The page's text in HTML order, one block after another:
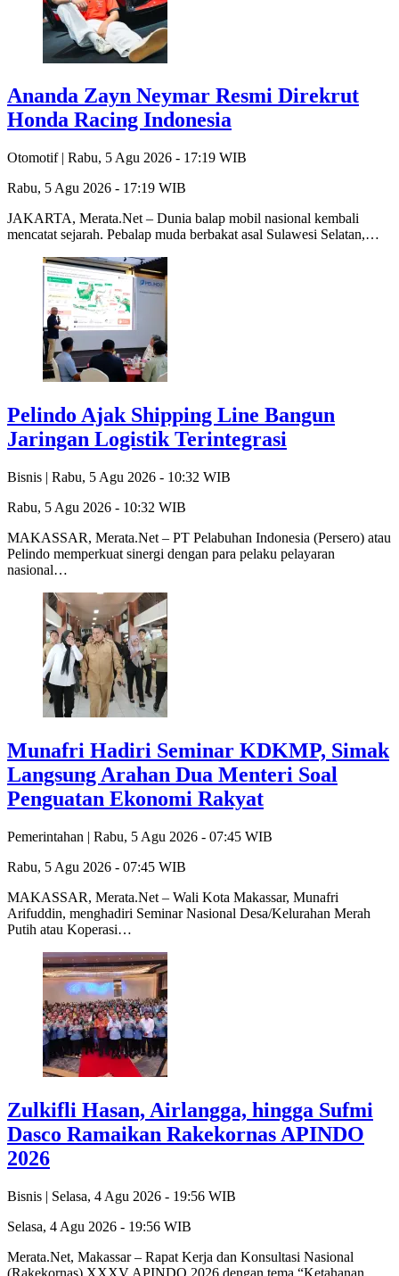
Ananda Zayn Neymar Resmi Direkrut
Honda Racing Indonesia
Otomotif | Rabu, 5 Agu 2026 - 17:19 WIB
Rabu, 5 Agu 2026 - 17:19 WIB
JAKARTA, Merata.Net – Dunia balap mobil nasional kembali
mencatat sejarah. Pebalap muda berbakat asal Sulawesi Selatan,…
Pelindo Ajak Shipping Line Bangun
Jaringan Logistik Terintegrasi
Bisnis | Rabu, 5 Agu 2026 - 10:32 WIB
Rabu, 5 Agu 2026 - 10:32 WIB
MAKASSAR, Merata.Net – PT Pelabuhan Indonesia (Persero) atau
Pelindo memperkuat sinergi dengan para pelaku pelayaran
nasional…
Munafri Hadiri Seminar KDKMP, Simak
Langsung Arahan Dua Menteri Soal
Penguatan Ekonomi Rakyat
Pemerintahan | Rabu, 5 Agu 2026 - 07:45 WIB
Rabu, 5 Agu 2026 - 07:45 WIB
MAKASSAR, Merata.Net – Wali Kota Makassar, Munafri
Arifuddin, menghadiri Seminar Nasional Desa/Kelurahan Merah
Putih atau Koperasi…
Zulkifli Hasan, Airlangga, hingga Sufmi
Dasco Ramaikan Rakekornas APINDO
2026
Bisnis | Selasa, 4 Agu 2026 - 19:56 WIB
Selasa, 4 Agu 2026 - 19:56 WIB
Merata.Net, Makassar – Rapat Kerja dan Konsultasi Nasional
(Rakekornas) XXXV APINDO 2026 dengan tema “Ketahanan